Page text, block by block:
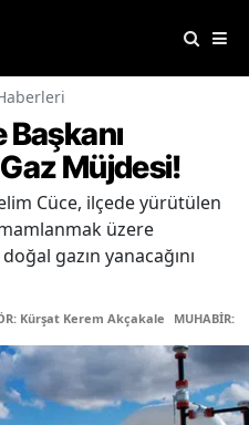
Müjdesi!
Cüce, ilçede yürütülen
üzere
gazın yanacağını
Kürşat Kerem Akçakale MUHABİR: